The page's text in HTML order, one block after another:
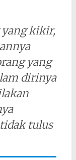
yang kikir,
yang
dirinya
tulus